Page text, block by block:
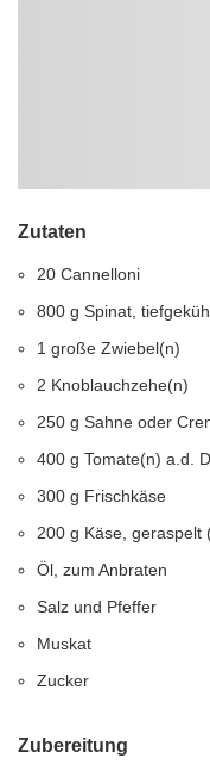
Zutaten
20 Cannelloni
800 g Spinat,
1 große Zwiebel(n)
2 Knoblauchzehe(n)
250 g Sahne oder
400 g Tomate(n) a.d.
300 g Frischkäse
200 g Käse, geraspelt
Öl, zum Anbraten
Salz und Pfeffer
Muskat
Zucker
Zubereitung